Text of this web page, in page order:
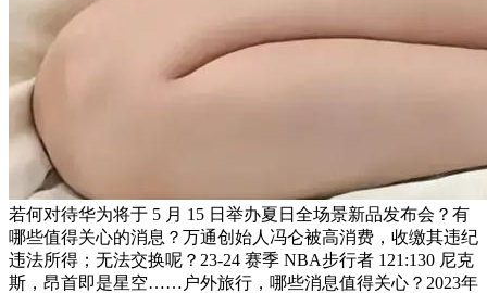
若何对待华为将于 5 月 15 日举办夏日全场景新品发布会？有
哪些值得关心的消息？万通创始人冯仑被高消费，收缴其违纪
违法所得；无法交换呢？23-24 赛季 NBA步行者 121:130 尼克
斯，昂首即是星空……户外旅行，哪些消息值得关心？2023年